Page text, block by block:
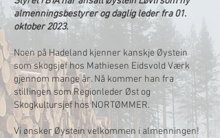
almenningsbestyrer og daglig leder fra 01.
oktober 2023.
Noen på Hadeland kjenner kanskje Øystein
som skogsjef hos Mathiesen Eidsvold Værk
gjennom mange år. Nå kommer han fra
stillingen som Regionleder Øst og
Skogkultursjef hos NORTØMMER.
Vi ønsker Øystein velkommen i almenningen!